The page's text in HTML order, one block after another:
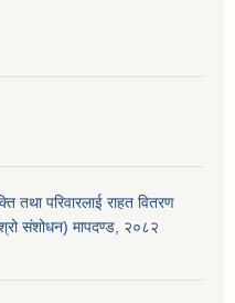
तथा परिवारलाई राहत वितरण
संशोधन) मापदण्ड, २०८२